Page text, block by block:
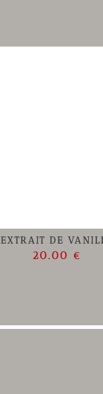
EXTRAIT DE
20.00 €